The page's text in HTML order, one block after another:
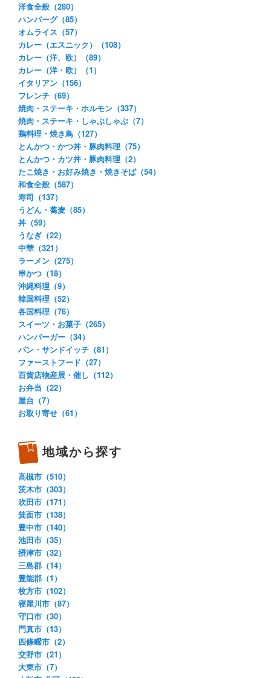
洋食全般（280）
ハンバーグ（85）
オムライス（57）
カレー（エスニック）（108）
カレー（洋、欧）（89）
カレー（洋・欧）（1）
イタリアン（156）
フレンチ（69）
焼肉・ステーキ・ホルモン（337）
焼肉・ステーキ・しゃぶしゃぶ（7）
鶏料理・焼き鳥（127）
とんかつ・かつ丼・豚肉料理（75）
とんかつ・カツ丼・豚肉料理（2）
たこ焼き・お好み焼き・焼きそば（54）
和食全般（587）
寿司（137）
うどん・蕎麦（85）
丼（59）
うなぎ（22）
中華（321）
ラーメン（275）
串かつ（18）
沖縄料理（9）
韓国料理（52）
各国料理（76）
スイーツ・お菓子（265）
ハンバーガー（34）
パン・サンドイッチ（81）
ファーストフード（27）
百貨店物産展・催し（112）
お弁当（22）
屋台（7）
お取り寄せ（61）
地域から探す
高槻市（510）
茨木市（303）
吹田市（171）
箕面市（138）
豊中市（140）
池田市（35）
摂津市（32）
三島郡（14）
豊能郡（1）
枚方市（102）
寝屋川市（87）
守口市（30）
門真市（13）
四條畷市（2）
交野市（21）
大東市（7）